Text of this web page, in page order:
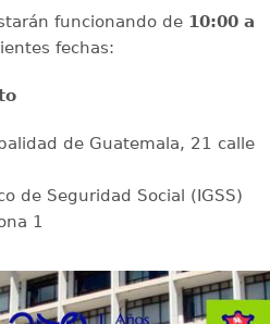
funcionando de 10:00 a
fechas:
de Guatemala, 21 calle
de Seguridad Social (IGSS)
1